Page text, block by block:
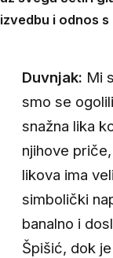
izvedbu i odnos
Duvnjak: Mi
smo se
snažna lika
njihove
likova ima
simbolički
banalno i
Špišić, dok